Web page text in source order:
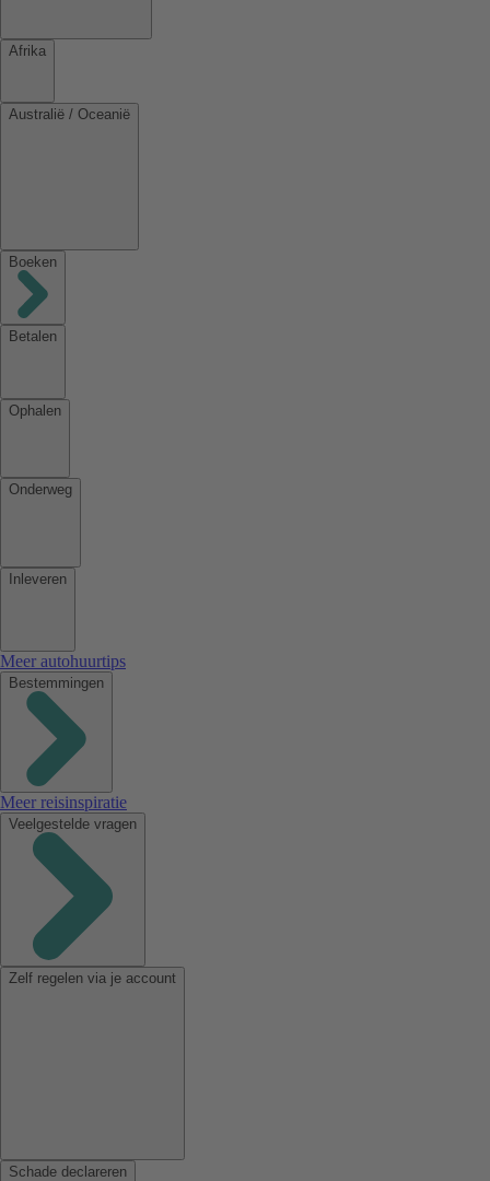
Afrika
Australië / Oceanië
Boeken
Betalen
Ophalen
Onderweg
Inleveren
Meer autohuurtips
Bestemmingen
Meer reisinspiratie
Veelgestelde vragen
Zelf regelen via je account
Schade declareren